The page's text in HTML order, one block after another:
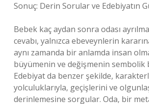
Sonuç: Derin Sorular ve Edebiyatın
Bebek kaç aydan sonra odası
cevabı, yalnızca ebeveynlerin
aynı zamanda bir anlamda insan
büyümenin ve değişmenin sembolik
Edebiyat da benzer şekilde,
yolculuklarıyla, geçişlerini ve
derinlemesine sorgular. Oda, bir